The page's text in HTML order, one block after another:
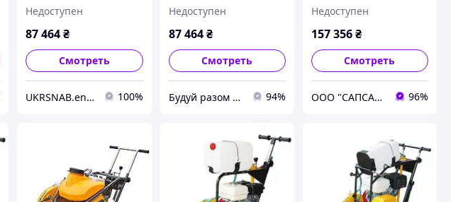
Недоступен
87 464₴
Смотреть
UKRSNAB.energo 100%
Недоступен
87 464 ₴
Смотреть
Будуй разом з нами 94%
Honda GX390
Недоступен
157 356₴
Смотреть
ООО "САПСАН СЕРВИС" 96%